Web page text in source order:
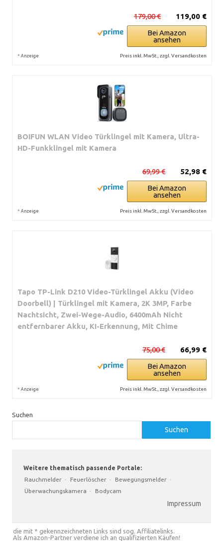
119,00 €
179,00 €
Bei Amazon
ansehen
* Anzeige Preis inkl. MwSt., zzgl. Versandkosten
BOIFUN WLAN Video Türklingel mit Kamera, Ultra-
HD-Funkklingel mit Kamera
52,98 €
69,99 €
Bei Amazon
ansehen
* Anzeige Preis inkl. MwSt., zzgl. Versandkosten
Tapo TP-Link D210 Video-Türklingel Akku (Video
Doorbell) | Türklingel mit Kamera, 2K 3MP, Farbe
Nachtsicht, Zwei-Wege-Audio, 6400mAh Nicht
entfernbarer Akku, KI-Erkennung, Mit Chime
66,99 €
75,00 €
Bei Amazon
ansehen
* Anzeige Preis inkl. MwSt., zzgl. Versandkosten
Suchen
Suchen
Weitere thematisch passende Portale:
Rauchmelder · Feuerlöscher · Bewegungsmelder ·
Überwachungskamera · Bodycam
Impressum
die mit * gekennzeichneten Links sind sog. Affiliatelinks.
Als Amazon-Partner verdiene ich an qualifizierten Käufen!